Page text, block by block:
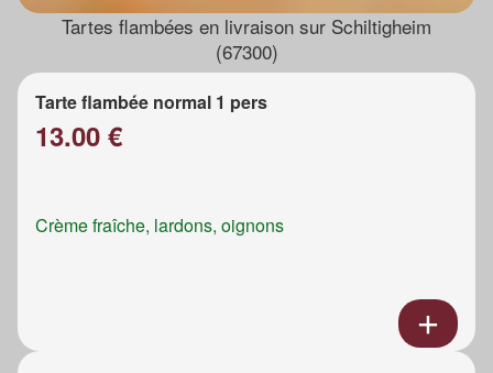
Tartes flambées en livraison sur Schiltigheim
(67300)
Tarte flambée normal 1 pers
13.00 €
Crème fraîche, lardons, oignons